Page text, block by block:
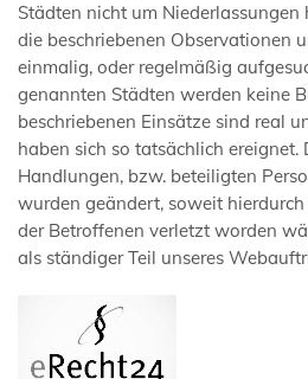
Städten nicht um
die beschriebenen Observationen
einmalig, oder regelmäßig
genannten Städten werden keine
beschriebenen Einsätze sind real
haben sich so tatsächlich
Handlungen, bzw. beteiligten
wurden geändert, soweit
der Betroffenen verletzt worden
als ständiger Teil unseres